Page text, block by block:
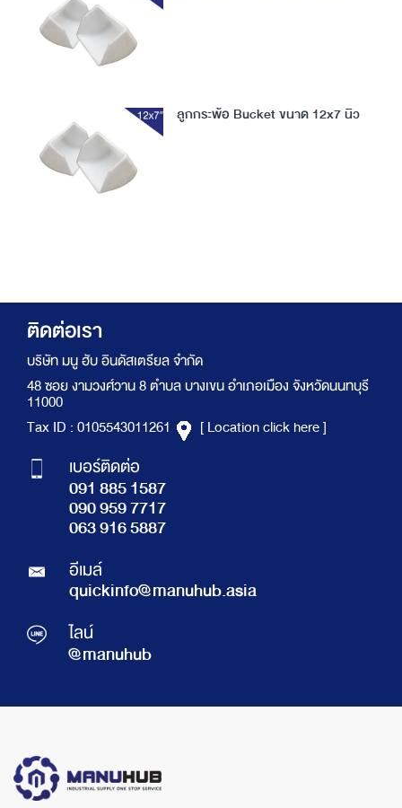
ลูกกระพ้อ Bucket ขนาด 12x7 นิ้ว
ติดต่อเรา
บริษัท มนู ฮับ อินดัสเตรียล จำกัด
48 ซอย งามวงศ์วาน 8 ตำบล บางเขน อำเภอเมือง จังหวัดนนทบุรี
11000
Tax ID : 0105543011261
[ Location click here ]
เบอร์ติดต่อ
091 885 1587
090 959 7717
063 916 5887
อีเมล์
quickinfo@manuhub.asia
ไลน์
@manuhub